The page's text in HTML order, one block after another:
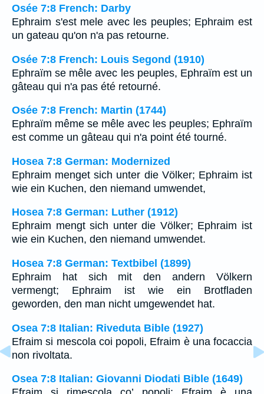
Osée 7:8 French: Darby
Ephraim s'est mele avec les peuples; Ephraim est
un gateau qu'on n'a pas retourne.
Osée 7:8 French: Louis Segond (1910)
Ephraïm se mêle avec les peuples, Ephraïm est un
gâteau qui n'a pas été retourné.
Osée 7:8 French: Martin (1744)
Ephraïm même se mêle avec les peuples; Ephraïm
est comme un gâteau qui n'a point été tourné.
Hosea 7:8 German: Modernized
Ephraim menget sich unter die Völker; Ephraim ist
wie ein Kuchen, den niemand umwendet,
Hosea 7:8 German: Luther (1912)
Ephraim mengt sich unter die Völker; Ephraim ist
wie ein Kuchen, den niemand umwendet.
Hosea 7:8 German: Textbibel (1899)
Ephraim hat sich mit den andern Völkern
vermengt; Ephraim ist wie ein Brotfladen
geworden, den man nicht umgewendet hat.
Osea 7:8 Italian: Riveduta Bible (1927)
Efraim si mescola coi popoli, Efraim è una focaccia
non rivoltata.
Osea 7:8 Italian: Giovanni Diodati Bible (1649)